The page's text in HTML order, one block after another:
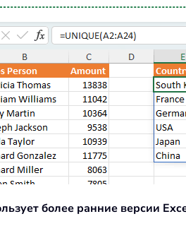
более ранние версии